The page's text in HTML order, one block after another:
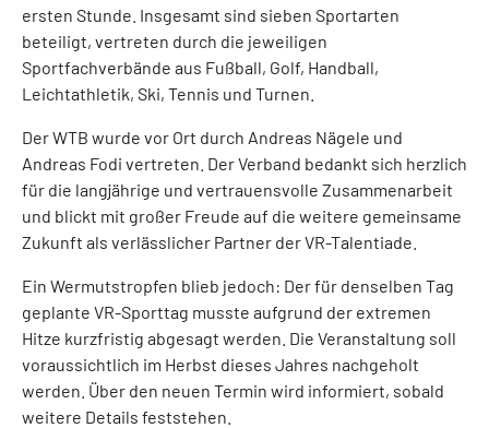
ersten Stunde. Insgesamt sind sieben Sportarten
beteiligt, vertreten durch die jeweiligen
Sportfachverbände aus Fußball, Golf, Handball,
Leichtathletik, Ski, Tennis und Turnen.
Der WTB wurde vor Ort durch Andreas Nägele und
Andreas Fodi vertreten. Der Verband bedankt sich herzlich
für die langjährige und vertrauensvolle Zusammenarbeit
und blickt mit großer Freude auf die weitere gemeinsame
Zukunft als verlässlicher Partner der VR-Talentiade.
Ein Wermutstropfen blieb jedoch: Der für denselben Tag
geplante VR-Sporttag musste aufgrund der extremen
Hitze kurzfristig abgesagt werden. Die Veranstaltung soll
voraussichtlich im Herbst dieses Jahres nachgeholt
werden. Über den neuen Termin wird informiert, sobald
weitere Details feststehen.